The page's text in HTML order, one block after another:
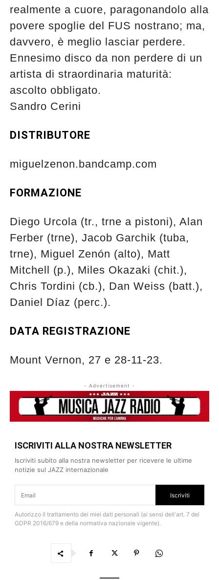
realmente a cuore, paragonandolo alla
povere spoglie del FUS nostrano; ma,
davvero, è meglio lasciar perdere.
Ennesimo disco da non perdere di un
artista di straordinaria maturità:
ascolto obbligato.
Sandro Cerini
DISTRIBUTORE
miguelzenon.bandcamp.com
FORMAZIONE
Diego Urcola (tr., trne a pistoni), Alan
Ferber (trne), Jacob Garchik (tuba,
trne), Miguel Zenón (alto), Matt
Mitchell (p.), Miles Okazaki (chit.),
Chris Tordini (cb.), Dan Weiss (batt.),
Daniel Díaz (perc.).
DATA REGISTRAZIONE
Mount Vernon, 27 e 28-11-23.
- Advertisement -
ISCRIVITI ALLA NOSTRA NEWSLETTER
Iscriviti subito alla nostra newsletter per ricevere le ultime
notizie sul JAZZ internazionale
Iscriviti
Autorizzo il trattamento dei miei dati personali (ai sensi dell'art. 7 del
GDPR 2016/679 e della normativa nazionale vigente).